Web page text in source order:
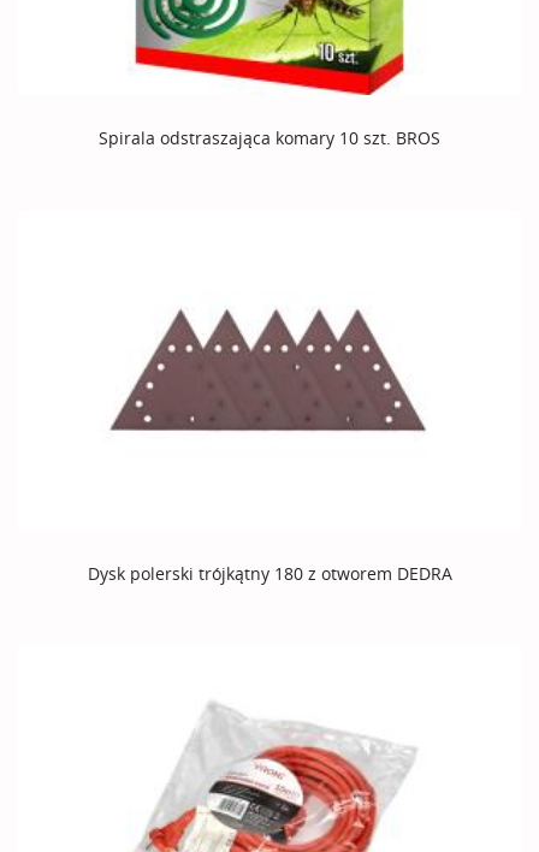
Spirala odstraszająca komary 10 szt. BROS
Dysk polerski trójkątny 180 z otworem DEDRA